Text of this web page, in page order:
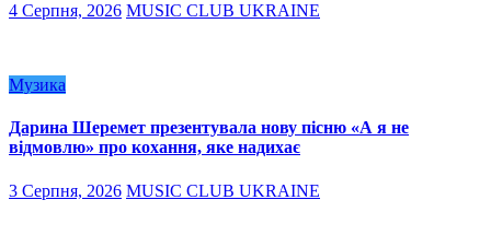
4 Серпня, 2026 MUSIC CLUB UKRAINE
Музика
Дарина Шеремет презентувала нову пісню «А я не
відмовлю» про кохання, яке надихає
3 Серпня, 2026 MUSIC CLUB UKRAINE